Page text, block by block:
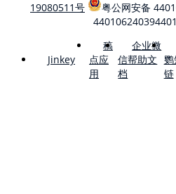
19080511号
粤公网安备
Jinkey
稿
点应
用
企业微
信帮助文
档
鹦
链